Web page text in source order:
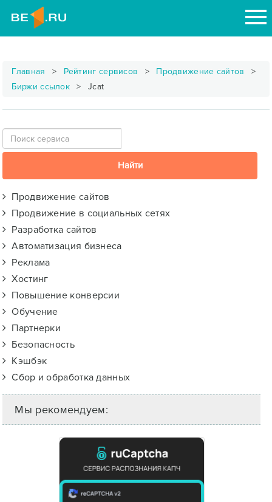
Главная Рейтинг сервисов
Продвижение сайтов
Биржи ссылок
Jcat
Продвижение сайтов
Продвижение в социальных сетях
Разработка сайтов
Автоматизация бизнеса
Реклама
Хостинг
Повышение конверсии
Обучение
Партнерки
Безопасность
Кэшбэк
Сбор и обработка данных
Мы рекомендуем: